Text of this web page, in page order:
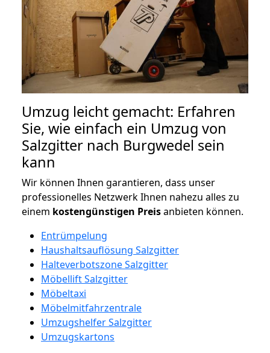
Umzug leicht gemacht: Erfahren
Sie, wie einfach ein Umzug von
Salzgitter nach Burgwedel sein
kann
Wir können Ihnen garantieren, dass unser
professionelles Netzwerk Ihnen nahezu alles zu
einem kostengünstigen Preisanbieten können.
Entrümpelung
Haushaltsauflösung Salzgitter
Halteverbotszone Salzgitter
Möbellift Salzgitter
Möbeltaxi
Möbelmitfahrzentrale
Umzugshelfer Salzgitter
Umzugskartons